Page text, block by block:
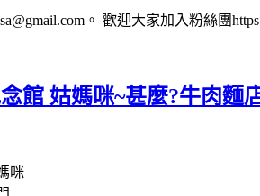
。 歡迎大家加入粉絲團
館 姑媽咪~甚麼?牛肉麵
咪